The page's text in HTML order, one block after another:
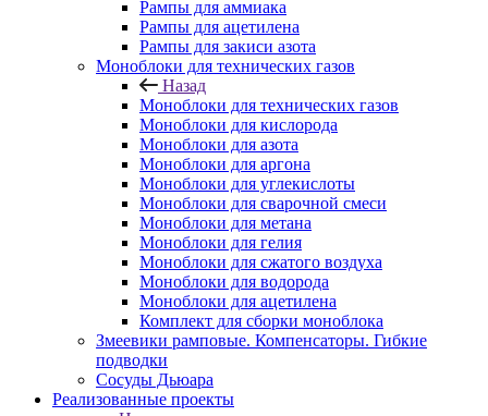
Рампы для аммиака
Рампы для ацетилена
Рампы для закиси азота
Моноблоки для технических газов
Назад
Моноблоки для технических газов
Моноблоки для кислорода
Моноблоки для азота
Моноблоки для аргона
Моноблоки для углекислоты
Моноблоки для сварочной смеси
Моноблоки для метана
Моноблоки для гелия
Моноблоки для сжатого воздуха
Моноблоки для водорода
Моноблоки для ацетилена
Комплект для сборки моноблока
Змеевики рамповые. Компенсаторы. Гибкие
подводки
Сосуды Дьюара
Реализованные проекты